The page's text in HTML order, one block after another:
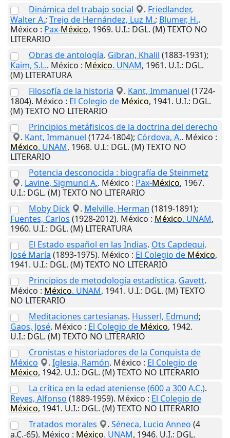
Dinámica del trabajo social
. Friedlander,
Walter A.; Trejo de Hernández, Luz M.; Blumer, H..
México : Pax-México, 1969. U.I.: DGL. (M) TEXTO NO
LITERARIO
Obras de antología. Gibran, Khalil (1883-1931);
Kaim, S.L.. México : México. UNAM, 1961. U.I.: DGL.
(M) LITERATURA
Filosofía de la historia
. Kant, Immanuel (1724-
1804). México : El Colegio de México, 1941. U.I.: DGL.
(M) TEXTO NO LITERARIO
Principios metáfisicos de la doctrina del derecho
. Kant, Immanuel (1724-1804); Córdova, A.. México :
México. UNAM, 1968. U.I.: DGL. (M) TEXTO NO
LITERARIO
Potencia desconocida : biografía de Steinmetz
. Lavine, Sigmund A.. México : Pax-México, 1967.
U.I.: DGL. (M) TEXTO NO LITERARIO
Moby Dick
. Melville, Herman (1819-1891);
Fuentes, Carlos (1928-2012). México : México. UNAM,
1960. U.I.: DGL. (M) LITERATURA
El Estado español en las Indias. Ots Capdequi,
José María (1893-1975). México : El Colegio de México,
1941. U.I.: DGL. (M) TEXTO NO LITERARIO
Principios de metodología estadística. Gavett.
México : México. UNAM, 1941. U.I.: DGL. (M) TEXTO
NO LITERARIO
Meditaciones cartesianas. Husserl, Edmund;
Gaos, José. México : El Colegio de México, 1942.
U.I.: DGL. (M) TEXTO NO LITERARIO
Cronistas e historiadores de la Conquista de
México
. Iglesia, Ramón. México : El Colegio de
México, 1942. U.I.: DGL. (M) TEXTO NO LITERARIO
La crítica en la edad ateniense (600 a 300 A.C.).
Reyes, Alfonso (1889-1959). México : El Colegio de
México, 1941. U.I.: DGL. (M) TEXTO NO LITERARIO
Tratados morales
. Séneca, Lucio Anneo (4
a.C.-65). México : México. UNAM, 1946. U.I.: DGL.